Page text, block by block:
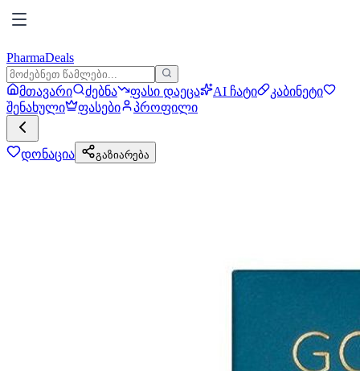
PharmaDeals
მთავარი ძებნა ფასი დაეცა AI ჩატი
კაბინეტი
შენახული
ფასები პროფილი
დონაცია გაზიარება